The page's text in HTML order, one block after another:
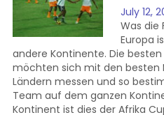
July 12,
Was die
Europa
andere Kontinente. Die
möchten sich mit den besten
Ländern messen und so
Team auf dem ganzen
Kontinent ist dies der Afrika